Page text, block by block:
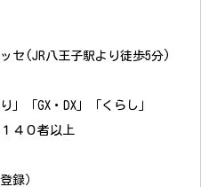
セ(JR八王子駅より徒歩5分)
GX・DX」「くらし」
４０者以上
録）